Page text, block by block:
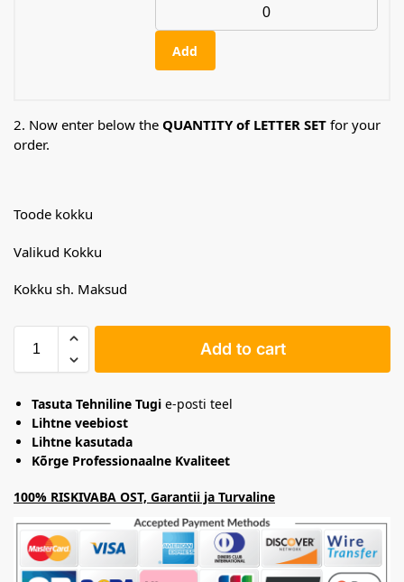
Add
2. Now enter below the QUANTITY of LETTER SET for your
order.
Toode kokku
Valikud Kokku
Kokku sh. Maksud
Add to cart
Tasuta Tehniline Tugi e-posti teel
Lihtne veebiost
Lihtne kasutada
Kõrge Professionaalne Kvaliteet
100% RISKIVABA OST, Garantii ja Turvaline